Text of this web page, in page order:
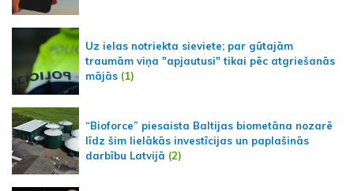
Uz ielas notriekta sieviete; par gūtajām
traumām viņa "apjautusi" tikai pēc atgriešanās
mājās (1)
“Bioforce” piesaista Baltijas biometāna nozarē
līdz šim lielākās investīcijas un paplašinās
darbību Latvijā (2)